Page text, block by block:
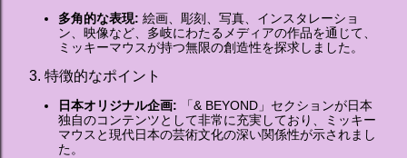
多角的な表現: 絵画、彫刻、写真、インスタレーショ
ン、映像など、多岐にわたるメディアの作品を通じて、
ミッキーマウスが持つ無限の創造性を探求しました。
3. 特徴的なポイント
日本オリジナル企画: 「& BEYOND」セクションが日本
独自のコンテンツとして非常に充実しており、ミッキー
マウスと現代日本の芸術文化の深い関係性が示されまし
た。